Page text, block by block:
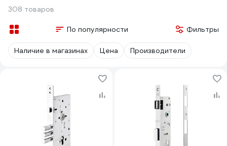
308 товаров
По популярности Фильтры
Наличие в магазинах Цена Производители